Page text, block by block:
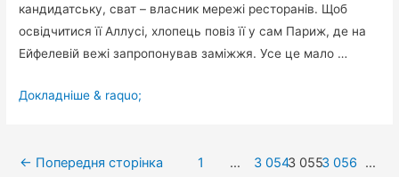
кандидатську, сват – власник мережі ресторанів. Щоб
освідчитися її Аллусі, хлопець повіз її у сам Париж, де на
Ейфелевій вежі запропонував заміжжя. Усе це мало …
Закохалися
своїх
Докладніше & raquo;
Навігація
← Попередня сторінка 1 … 3 0543 0553 056
…